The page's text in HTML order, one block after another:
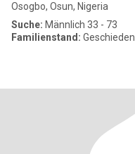
Osogbo, Osun, Nigeria
Suche: Männlich 33 - 73
Familienstand: Geschieden